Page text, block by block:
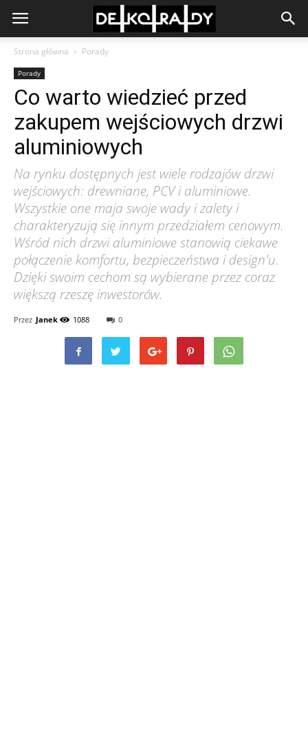
Strona główna Porady
Porady
Co warto wiedzieć przed
zakupem wejściowych drzwi
aluminiowych
Na rynku dostępnych jest wiele rodzajów drzwi
wejściowych: drewniane, PCV i aluminiowe.
Wszystkie one maja swoje wady i zalety i
charakteryzują się innym przedziałem cenowym.
Wśród nich drzwi aluminiowe stanowią ciekawe
połączenie komfortu, bezpieczeństwa i design'u.
Dzięki swoim cechom są wybierane przez coraz
większą rzeszę inwestorów.
Przez Janek 1088 0